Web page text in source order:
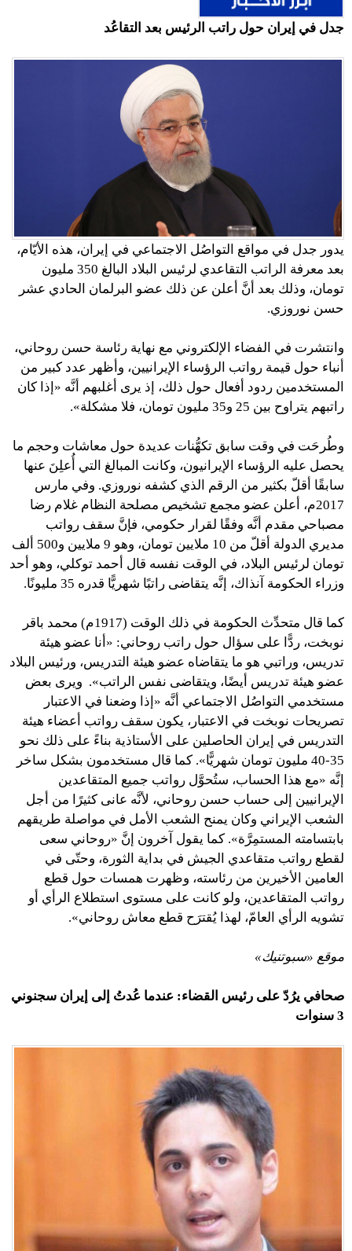
جدل في إيران حول راتب الرئيس بعد التقاعُد
يدور جدل في مواقع التواصُل الاجتماعي في إيران، هذه الأيّام،
بعد معرفة الراتب التقاعدي لرئيس البلاد البالغ 350 مليون
تومان، وذلك بعد أنَّ أعلن عن ذلك عضو البرلمان الحادي عشر
حسن نوروزي.
وانتشرت في الفضاء الإلكتروني مع نهاية رئاسة حسن روحاني،
أنباء حول قيمة رواتب الرؤساء الإيرانيين، وأظهر عدد كبير من
المستخدمين ردود أفعال حول ذلك، إذ يرى أغلبهم أنَّه «إذا كان
راتبهم يتراوح بين 25 و35 مليون تومان، فلا مشكلة».
وطُرحَت في وقت سابق تكهُّنات عديدة حول معاشات وحجم ما
يحصل عليه الرؤساء الإيرانيون، وكانت المبالغ التي أُعلِنَ عنها
سابقًا أقلّ بكثير من الرقم الذي كشفه نوروزي. وفي مارس
2017م، أعلن عضو مجمع تشخيص مصلحة النظام غلام رضا
مصباحي مقدم أنَّه وفقًا لقرار حكومي، فإنَّ سقف رواتب
مديري الدولة أقلّ من 10 ملايين تومان، وهو 9 ملايين و500 ألف
تومان لرئيس البلاد، في الوقت نفسه قال أحمد توكلي، وهو أحد
وزراء الحكومة آنذاك، إنَّه يتقاضى راتبًا شهريًّا قدره 35 مليونًا.
كما قال متحدِّث الحكومة في ذلك الوقت (1917م) محمد باقر
نوبخت، ردًّا على سؤال حول راتب روحاني: «أنا عضو هيئة
تدريس، وراتبي هو ما يتقاضاه عضو هيئة التدريس، ورئيس البلاد
عضو هيئة تدريس أيضًا، ويتقاضى نفس الراتب». ويرى بعض
مستخدمي التواصُل الاجتماعي أنَّه «إذا وضعنا في الاعتبار
تصريحات نوبخت في الاعتبار، يكون سقف رواتب أعضاء هيئة
التدريس في إيران الحاصلين على الأستاذية بناءً على ذلك نحو
35-40 مليون تومان شهريًّا». كما قال مستخدمون بشكل ساخر
إنَّه «مع هذا الحساب، ستُحوَّل رواتب جميع المتقاعدين
الإيرانيين إلى حساب حسن روحاني، لأنَّه عانى كثيرًا من أجل
الشعب الإيراني وكان يمنح الشعب الأمل في مواصلة طريقهم
بابتسامته المستمِرَّة». كما يقول آخرون إنَّ «روحاني سعى
لقطع رواتب متقاعدي الجيش في بداية الثورة، وحتّى في
العامين الأخيرين من رئاسته، وظهرت همسات حول قطع
رواتب المتقاعدين، ولو كانت على مستوى استطلاع الرأي أو
تشويه الرأي العامّ، لهذا يُقترَح قطع معاش روحاني».
موقع «سبوتنيك»
صحافي يرُدّ على رئيس القضاء: عندما عُدتُ إلى إيران سجنوني
3 سنوات